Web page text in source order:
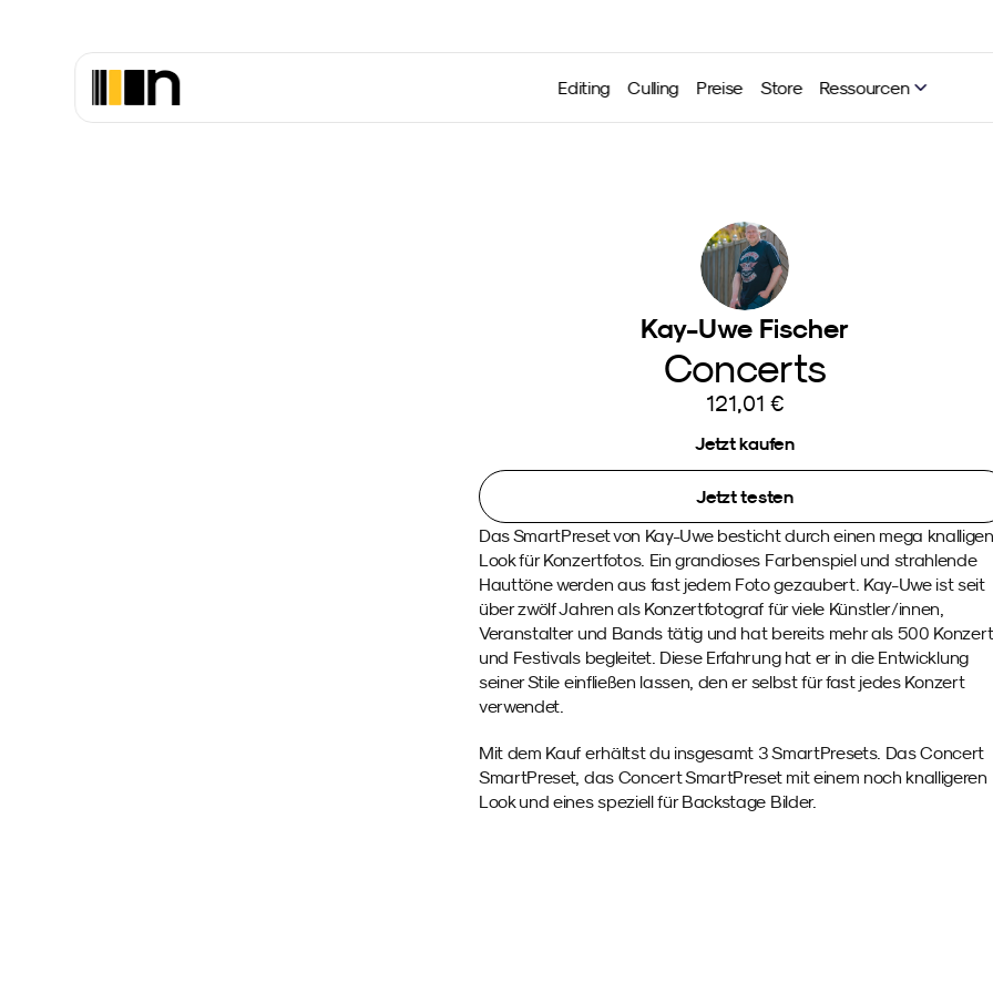
Kay-Uwe Fischer
Concerts
121,01 €
Jetzt kaufen
Jetzt testen
Das SmartPreset von Kay-Uwe besticht durch einen mega knalligen
Look für Konzertfotos. Ein grandioses Farbenspiel und strahlende
Hauttöne werden aus fast jedem Foto gezaubert. Kay-Uwe ist seit
über zwölf Jahren als Konzertfotograf für viele Künstler/innen,
Veranstalter und Bands tätig und hat bereits mehr als 500
und Festivals begleitet. Diese Erfahrung hat er in die Entwicklung
seiner Stile einfließen lassen, den er selbst für fast jedes Konzert
verwendet.
Mit dem Kauf erhältst du insgesamt 3 SmartPresets. Das Concert
SmartPreset, das Concert SmartPreset mit einem noch knalligeren
Look und eines speziell für Backstage Bilder.
Editing Culling Preise Store Ressourcen